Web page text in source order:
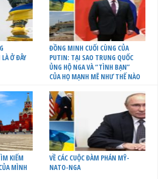
Ở ĐÂY
ĐỒNG MINH CUỐI CÙNG CỦA
PUTIN: TẠI SAO TRUNG QUỐC
ỦNG HỘ NGA VÀ “TÌNH BẠN”
CỦA HỌ MẠNH MẼ NHƯ THẾ NÀO
KIẾM
MÌNH
VỀ CÁC CUỘC ĐÀM PHÁN MỸ-
NATO-NGA